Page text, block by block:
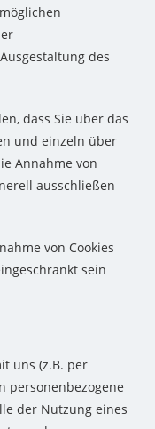
des
dass Sie über das
und einzeln über
Annahme von
ausschließen
von Cookies
sein
uns (z.B. per
personenbezogene
der Nutzung eines